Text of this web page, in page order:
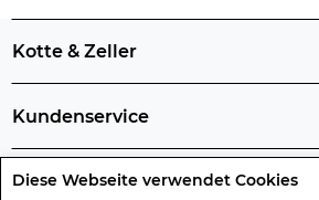
Diese Webseite verwendet Cookies
Kotte & Zeller
Kundenservice
Rechtliche Artikelinfos